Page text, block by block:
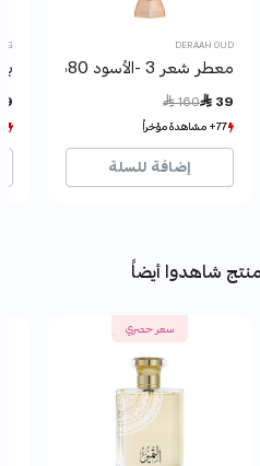
DERAAH OUD
معطر شعر 3 -الأسود 80مل
 39
Price reduced from
 160
77+ مشاهدة مؤخراً
67+ بيع مؤخراً
77+ مشاهدة مؤخراً
67+ بيع مؤخراً
إضافة للسلة
شاهدوا أيضاً
سعر حصري